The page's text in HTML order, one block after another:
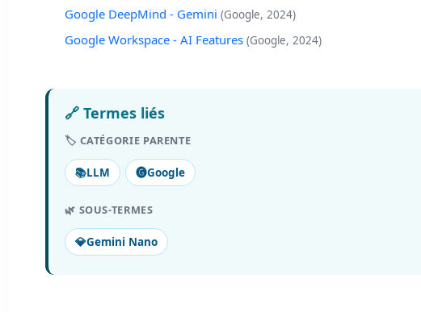
Google DeepMind - Gemini (Google, 2024)
Google Workspace - AI Features (Google, 2024)
🔗 Termes liés
🏷️ CATÉGORIE PARENTE
📚LLM 🅖Google
🌿 SOUS-TERMES
💎Gemini Nano